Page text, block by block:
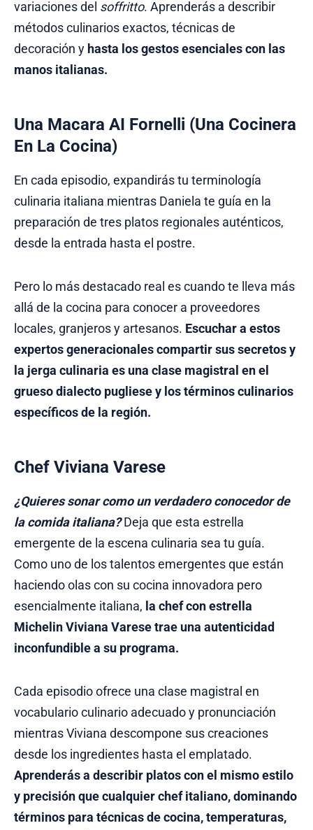
variaciones del soffritto. Aprenderás a describir
métodos culinarios exactos, técnicas de
decoración y hasta los gestos esenciales con las
manos italianas.
Una Macara AI Fornelli (Una Cocinera
En La Cocina)
En cada episodio, expandirás tu terminología
culinaria italiana mientras Daniela te guía en la
preparación de tres platos regionales auténticos,
desde la entrada hasta el postre.
Pero lo más destacado real es cuando te lleva más
allá de la cocina para conocer a proveedores
locales, granjeros y artesanos. Escuchar a estos
expertos generacionales compartir sus secretos y
la jerga culinaria es una clase magistral en el
grueso dialecto pugliese y los términos culinarios
específicos de la región.
Chef Viviana Varese
¿Quieres sonar como un verdadero conocedor de
la comida italiana?Deja que esta estrella
emergente de la escena culinaria sea tu guía.
Como uno de los talentos emergentes que están
haciendo olas con su cocina innovadora pero
esencialmente italiana, la chef con estrella
Michelin Viviana Varese trae una autenticidad
inconfundible a su programa.
Cada episodio ofrece una clase magistral en
vocabulario culinario adecuado y pronunciación
mientras Viviana descompone sus creaciones
desde los ingredientes hasta el emplatado.
Aprenderás a describir platos con el mismo estilo
y precisión que cualquier chef italiano, dominando
términos para técnicas de cocina, temperaturas,